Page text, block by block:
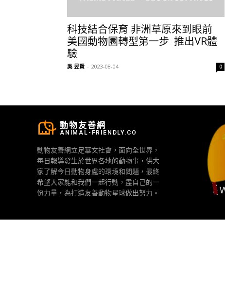
科技結合保育 非洲草原來到眼前
美國動物園轉型第一步 推出VR體
驗
吳 昱賢 - 2023-08-04 0
動物友善網
ANIMAL-FRIENDLY.CO
動物友善網立足華文社會，面向全世界，
每日報導發生於世界各地的動物事，供大
家了解今日動物身處的環境和問題，最終
希望大家能和我們一起行動，盡自己的一
份力量，為打造友善動物星球做出努力。